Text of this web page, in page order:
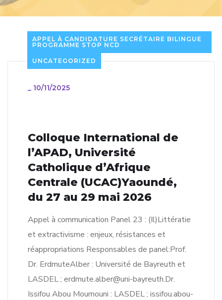
APPEL À CANDIDATURE SECRÉTAIRE BILINGUE
PROGRAMME STOP NCD
UNCATEGORIZED
_ 10/11/2025
Colloque International de
l’APAD, Université
Catholique d’Afrique
Centrale (UCAC)Yaoundé,
du 27 au 29 mai 2026
Appel à communication Panel 23 : (Il)Littératie
et extractivisme : enjeux, résistances et
réappropriations Responsables de panel:Prof.
Dr. ErdmuteAlber : Université de Bayreuth et
LASDEL ; erdmute.alber@uni-bayreuth.Dr.
Issifou Abou Moumouni : LASDEL ; issifou.abou-